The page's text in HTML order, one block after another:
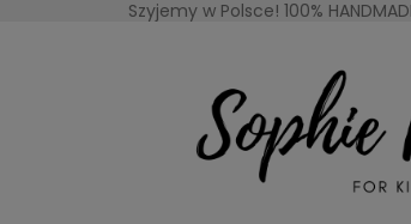
Szyjemy w Polsce! 100%